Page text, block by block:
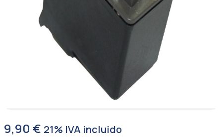
9,90 € 21% IVA incluido